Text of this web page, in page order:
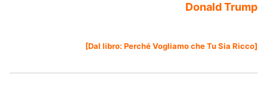
Donald Trump
[Dal libro: Perché Vogliamo che Tu Sia Ricco]